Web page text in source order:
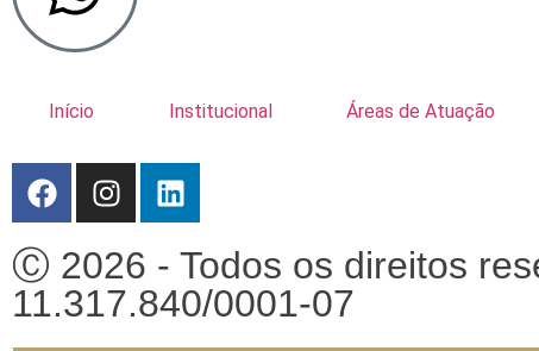
Início Institucional Áreas de Atuação
Ⓒ 2026 - Todos os direitos
11.317.840/0001-07